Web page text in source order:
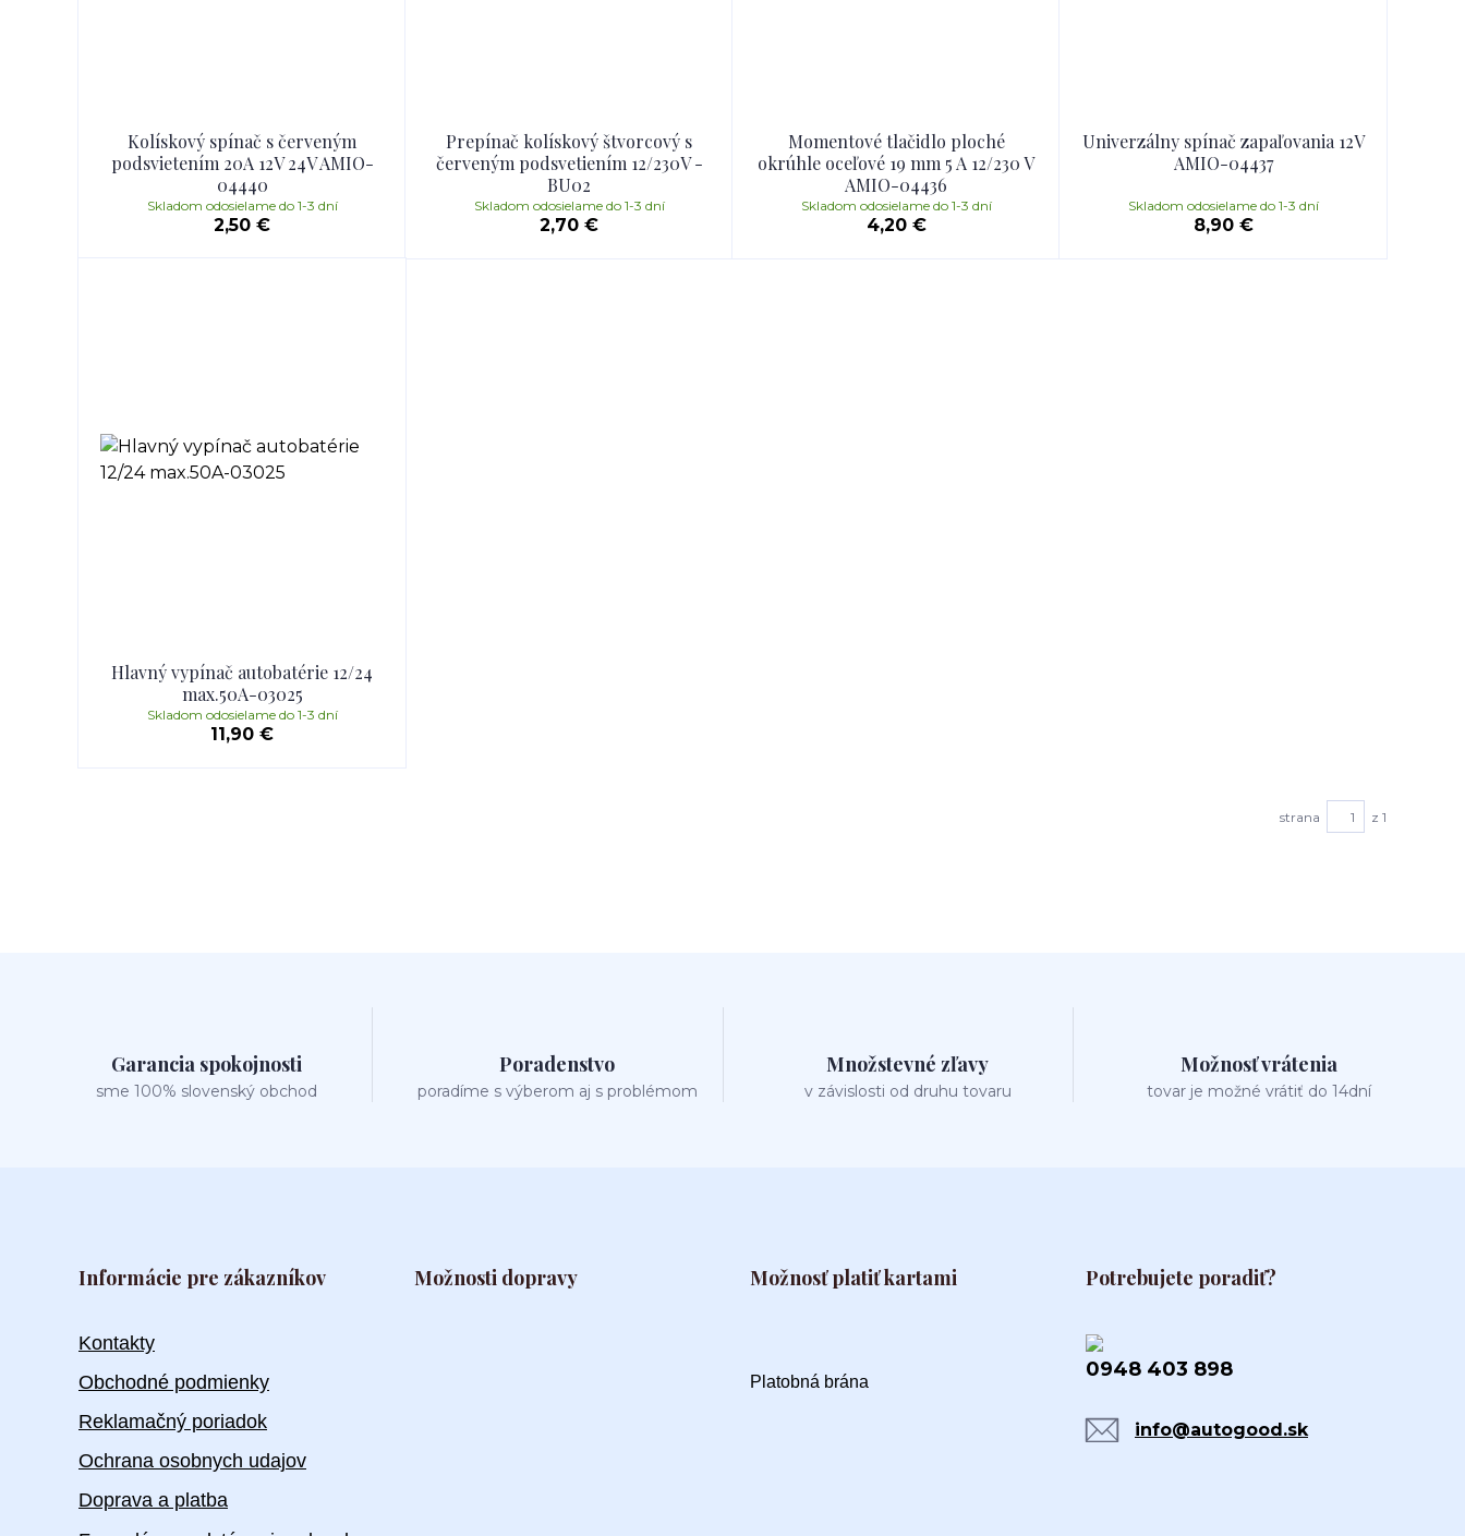
Kolískový spínač s červeným
podsvietením 20A 12V 24V AMIO-
04440
2,50 €
Skladom odosielame do 1-3 dní
Prepínač kolískový štvorcový s
červeným podsvetiením 12/230V -
BU02
2,70 €
Skladom odosielame do 1-3 dní
Momentové tlačidlo ploché
okrúhle oceľové 19 mm 5 A 12/230 V
AMIO-04436
4,20 €
Skladom odosielame do 1-3 dní
Univerzálny spínač zapaľovania 12V
AMIO-04437
8,90 €
Skladom odosielame do 1-3 dní
Hlavný vypínač autobatérie 12/24
max.50A-03025
11,90 €
Skladom odosielame do 1-3 dní
strana z 1
Garancia spokojnosti
sme 100% slovenský obchod
Poradenstvo
poradíme s výberom aj s problémom
Množstevné zľavy
v závislosti od druhu tovaru
Možnosť vrátenia
tovar je možné vrátiť do 14dní
Informácie pre zákazníkov
Kontakty
Obchodné podmienky
Reklamačný poriadok
Ochrana osobnych udajov
Doprava a platba
Možnosti dopravy Možnosť platiť kartami
Platobná brána
Potrebujete poradiť?
0948 403 898
info@autogood.sk